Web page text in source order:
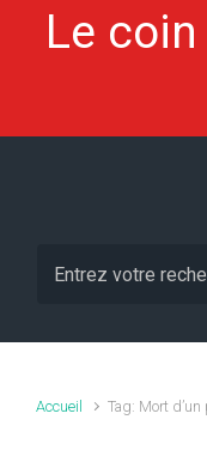
Le
Accueil Tag: Mort d’un